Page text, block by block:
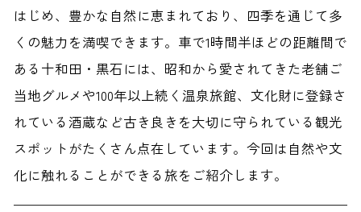
はじめ、豊かな自然に恵まれており、四季を通じて多
くの魅力を満喫できます。車で1時間半ほどの距離間で
ある十和田・黒石には、昭和から愛されてきた老舗ご
当地グルメや100年以上続く温泉旅館、文化財に登録さ
れている酒蔵など古き良きを大切に守られている観光
スポットがたくさん点在しています。今回は自然や文
化に触れることができる旅をご紹介します。